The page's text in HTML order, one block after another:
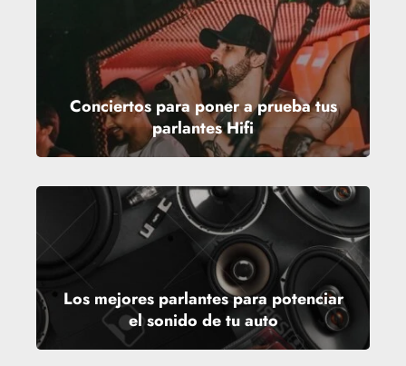
Conciertos para poner a prueba tus
parlantes Hifi
Los mejores parlantes para potenciar
el sonido de tu auto